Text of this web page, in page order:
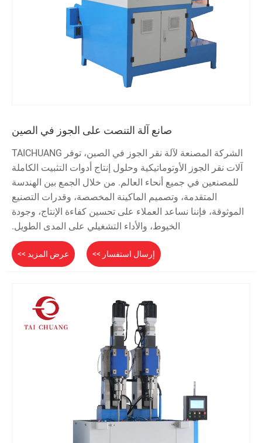
صانع آلة التنصت على الجوز في الصين
الشركة المصنعة لآلة نقر الجوز في الصين، توفر TAICHUANG
آلات نقر الجوز الأوتوماتيكية وحلول إنتاج أدوات التثبيت الكاملة
للمصنعين في جميع أنحاء العالم. من خلال الجمع بين الهندسة
المتقدمة، وتصميم الماكينة المخصصة، وقدرات التصنيع
الموثوقة، فإننا نساعد العملاء على تحسين كفاءة الإنتاج، وجودة
الخيوط، والأداء التشغيلي على المدى الطويل.
عرض المزيد >> إرسال استفسار >>